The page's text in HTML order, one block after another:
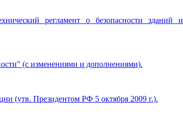
регламент о безопасности зданий и
(с изменениями и дополнениями).
(утв. Президентом РФ 5 октября 2009 г.).